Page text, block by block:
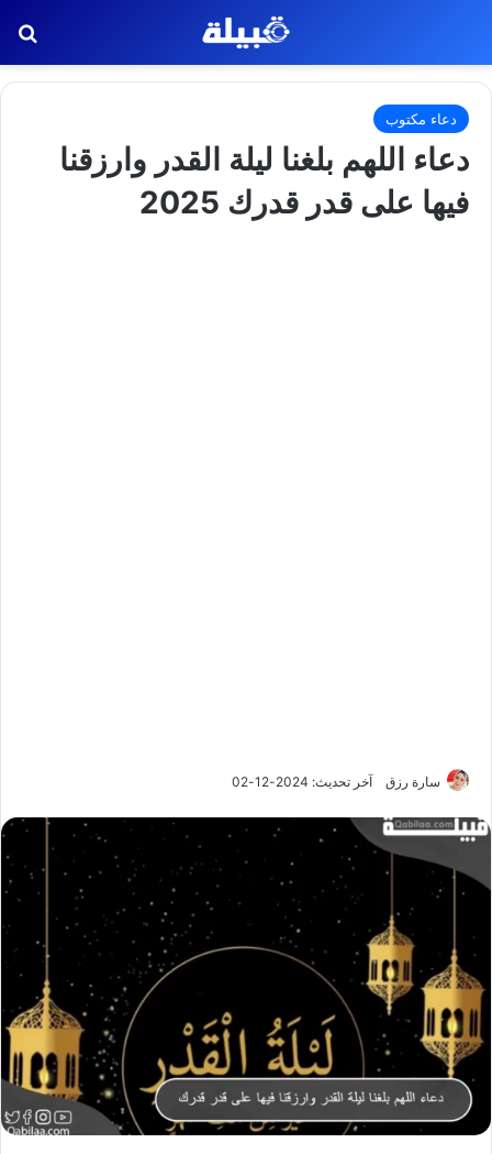
دعاء مكتوب
دعاء اللهم بلغنا ليلة القدر وارزقنا
فيها على قدر قدرك 2025
سارة رزق آخر تحديث: 2024-12-02